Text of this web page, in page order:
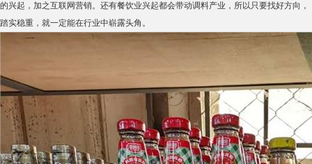
的兴起，加之互联网营销。还有餐饮业兴起都会带动调料产业，所以只要找好方向，
踏实稳重，就一定能在行业中崭露头角。